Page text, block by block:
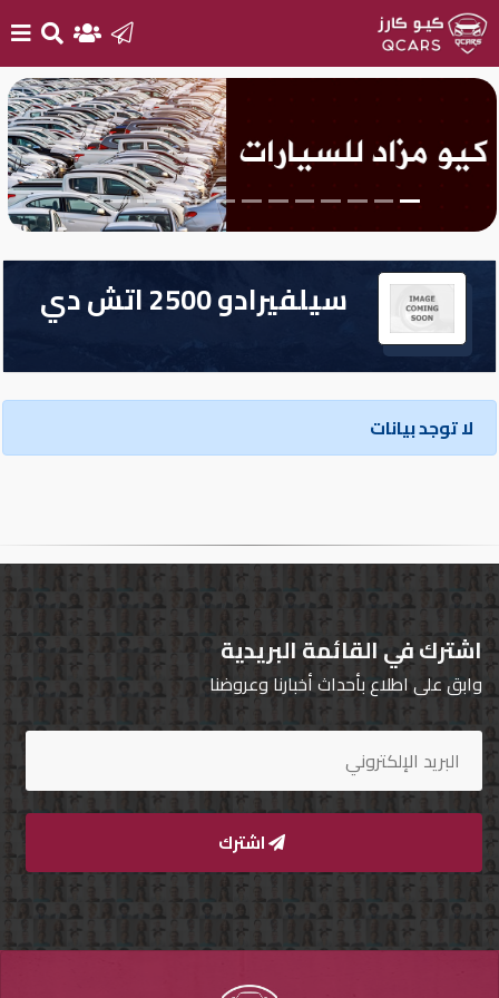
بيع
سيارتك
أحدث
السيارات
سيارات
جديدة
سيارات
تسجيل
الدخول
English
مستثمري
السيارات
الماركات
مطلوب
سيلفيرادو 2500 اتش دي
لا توجد بيانات
اشترك في القائمة البريدية
وابق على اطلاع بأحداث أخبارنا وعروضنا
اشترك